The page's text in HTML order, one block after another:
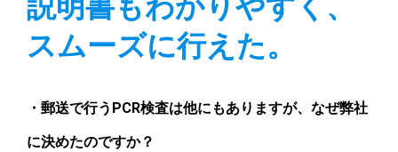
スムーズに行えた。
・郵送で行うPCR検査は他にもありますが、なぜ弊社
に決めたのですか？